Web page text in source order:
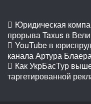
Юридическая
прорыва Taxus в
YouTube в
канала Артура
Как УкрБасТур
таргетированной